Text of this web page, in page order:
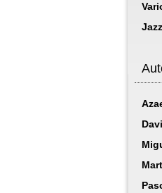
Jazz